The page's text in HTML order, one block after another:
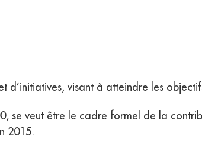
d’initiatives, visant à atteindre les
se veut être le cadre formel de la
2015.